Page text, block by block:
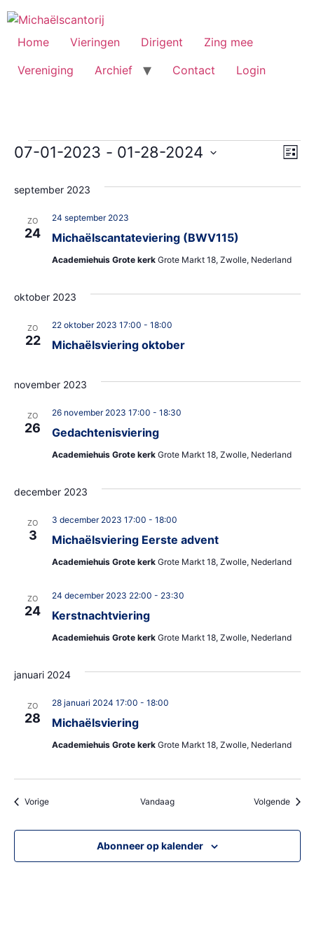
Ga
naar
Home Vieringen Dirigent
Zing mee
Vereniging
Archief Contact Login
Evenementen Lijst
07-01-2023 - 01-28-2024
datum.
september 2023
ZO
24 Michaëlscantateviering (BWV115)
24 september 2023
Academiehuis Grote kerk Grote Markt 18, Zwolle, Nederland
oktober 2023
ZO
22 Michaëlsviering oktober
22 oktober 2023 17:00 - 18:00
november 2023
ZO
26 Gedachtenisviering
26 november 2023 17:00 - 18:30
Academiehuis Grote kerk Grote Markt 18, Zwolle, Nederland
december 2023
ZO
3 Michaëlsviering Eerste advent
3 december 2023 17:00 - 18:00
Academiehuis Grote kerk Grote Markt 18, Zwolle, Nederland
ZO
24 Kerstnachtviering
24 december 2023 22:00 - 23:30
Academiehuis Grote kerk Grote Markt 18, Zwolle, Nederland
januari 2024
ZO
28 Michaëlsviering
28 januari 2024 17:00 - 18:00
Academiehuis Grote kerk Grote Markt 18, Zwolle, Nederland
VorigeEvenementen Vandaag Volgende
Abonneer op kalender